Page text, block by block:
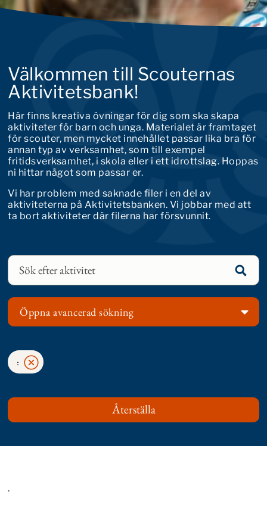
Välkommen till Scouternas
Aktivitetsbank!
Här finns kreativa övningar för dig som ska skapa
aktiviteter för barn och unga. Materialet är framtaget
för scouter, men mycket innehållet passar lika bra för
annan typ av verksamhet, som till exempel
fritidsverksamhet, i skola eller i ett idrottslag. Hoppas
ni hittar något som passar er.
Vi har problem med saknade filer i en del av
aktiviteterna på Aktivitetsbanken. Vi jobbar med att
ta bort aktiviteter där filerna har försvunnit.
Öppna avancerad sökning
:
.